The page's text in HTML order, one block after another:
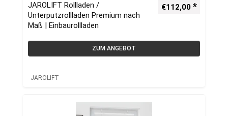
JAROLIFT Rollladen /
Unterputzrollladen Premium nach
Maß | Einbaurollladen
€112,00
ZUM ANGEBOT
JAROLIFT